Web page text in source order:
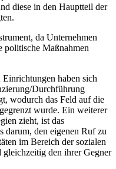
diese in den Hauptteil der
da Unternehmen
politische Maßnahmen
haben sich
Durchführung
wodurch das Feld auf die
wurde. Ein weiterer
zieht, ist das
darum, den eigenen Ruf zu
im Bereich der sozialen
den ihrer Gegner